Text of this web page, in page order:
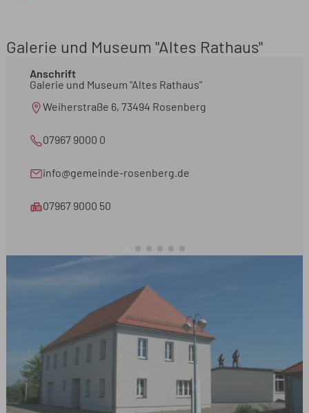
Galerie und Museum "Altes Rathaus"
Anschrift
Galerie und Museum "Altes Rathaus"
Weiherstraße 6, 73494 Rosenberg
07967 9000 0
info@gemeinde-rosenberg.de
07967 9000 50